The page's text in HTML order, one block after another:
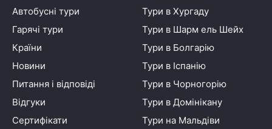
Автобусні тури
Гарячі тури
Країни
Новини
Питання і відповіді
Відгуки
Сертифікати
Тури в Хургаду
Тури в Шарм ель Шейх
Тури в Болгарію
Тури в Іспанію
Тури в Чорногорію
Тури в Домінікану
Тури на Мальдіви